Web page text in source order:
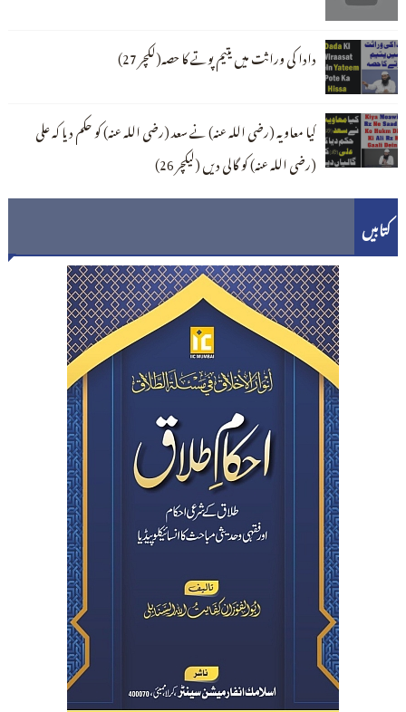
دادا کی وراثت میں یتیم پوتے کا حصہ(لکچر 27)
کیا معاویہ (رضی اللہ عنہ) نے سعد (رضی اللہ عنہ) کو حکم دیا کہ علی
(رضی اللہ عنہ) کو گالی دیں (لیکچر 26)
کتابیں